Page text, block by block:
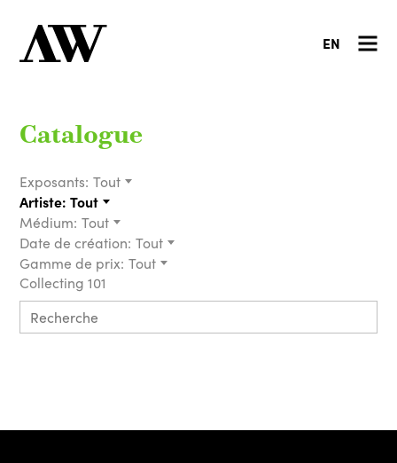
EN
Catalogue
Exposants: Tout
Artiste: Tout
Médium: Tout
Date de création: Tout
Gamme de prix: Tout
Collecting 101